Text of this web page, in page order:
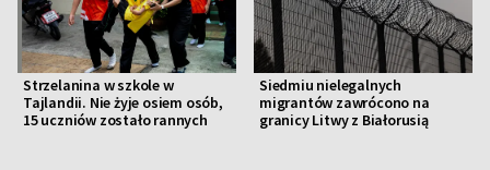
Strzelanina w szkole w
Tajlandii. Nie żyje osiem osób,
15 uczniów zostało rannych
Siedmiu nielegalnych
migrantów zawrócono na
granicy Litwy z Białorusią